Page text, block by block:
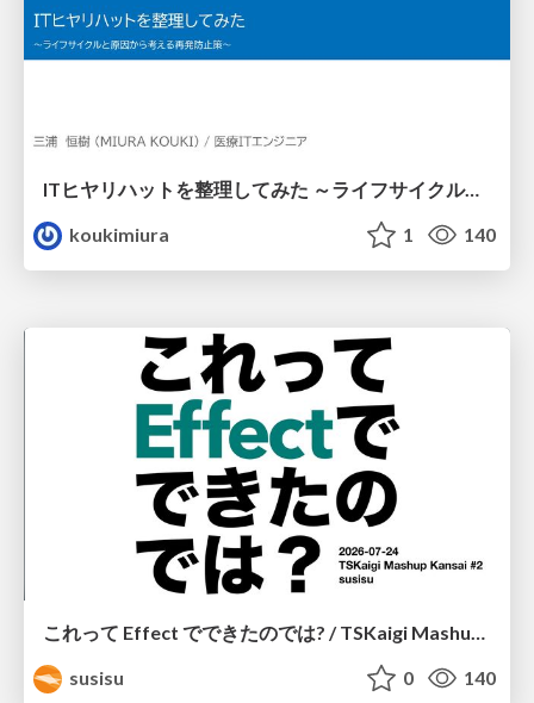
ITヒヤリハットを整理してみた ～ライフサイクルと原因から考える再発防止策～
koukimiura
1 140
これって Effect でできたのでは? / TSKaigi Mashup Kansai #2
susisu
0 140